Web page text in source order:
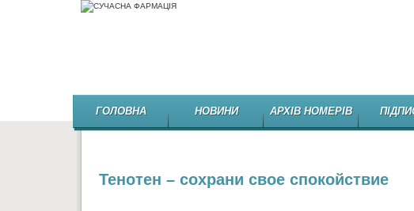
ГОЛОВНА НОВИНИ АРХІВ НОМЕРІВ
Тенотен – сохрани свое спокойствие